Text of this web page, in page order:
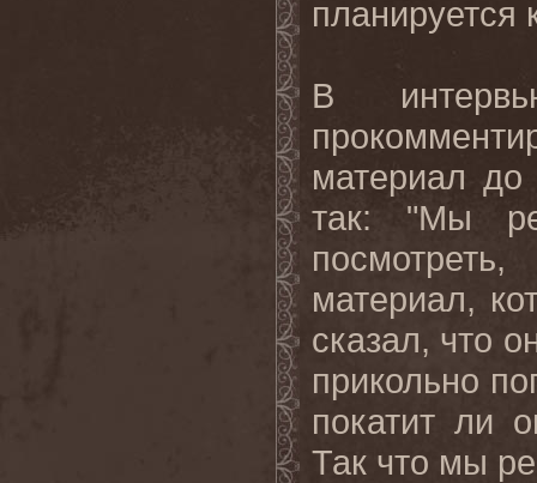
планируется
В
материал
так: "Мы
материал,
сказал, что
прикольно
покатит ли
Так что мы